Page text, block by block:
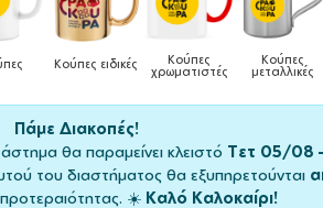
Κούπες Δοχεία
φαγητού Τσάντες Ποδιές
Πάμε Διακοπές!
θα παραμείνει κλειστό Τετ 05/08
του διαστήματος θα εξυπηρετούνται
☀️ Καλό Καλοκαίρι!